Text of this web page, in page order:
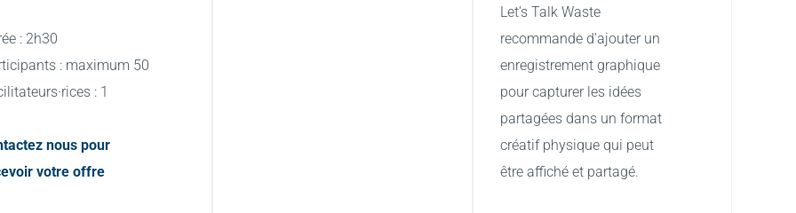
: 2h30
: maximum 50
: 1
nous pour
votre offre
Let's Talk Waste
recommande d'ajouter un
enregistrement graphique
pour capturer les idées
partagées dans un format
créatif physique qui peut
être affiché et partagé.